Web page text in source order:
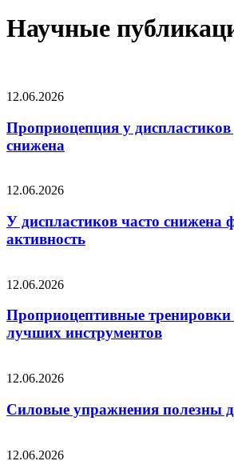
Научные
12.06.2026
Проприоцепция у диспластиков
снижена
12.06.2026
У диспластиков часто снижена
активность
12.06.2026
Проприоцептивные
лучших инструментов
12.06.2026
Силовые упражнения полезны
12.06.2026